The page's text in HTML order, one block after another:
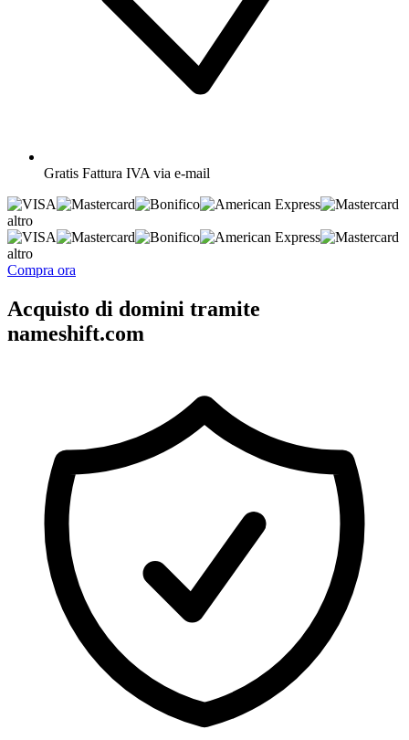
Gratis Fattura IVA via e-mail
altro
altro
Compra ora
Acquisto di domini tramite
nameshift.com